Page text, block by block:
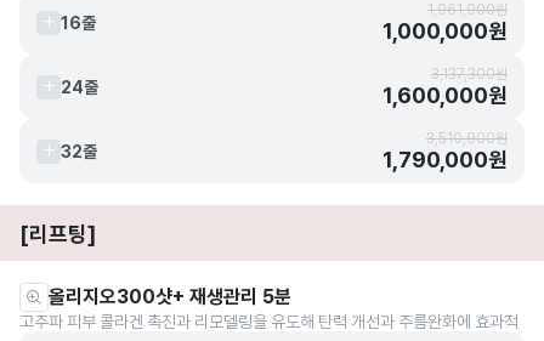
16줄
1,961,900원
1,000,000원
24줄
3,137,300원
1,600,000원
32줄
3,510,900원
1,790,000원
[리프팅]
올리지오300샷+ 재생관리 5분
고주파 피부 콜라겐 촉진과 리모델링을 유도해 탄력 개선과 주름완화에 효과적